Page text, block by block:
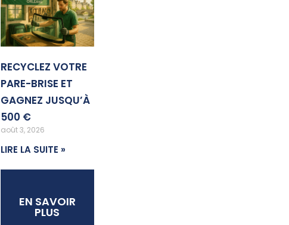
RECYCLEZ VOTRE
PARE-BRISE ET
GAGNEZ JUSQU’À
500 €
août 3, 2026
LIRE LA SUITE »
EN SAVOIR
PLUS